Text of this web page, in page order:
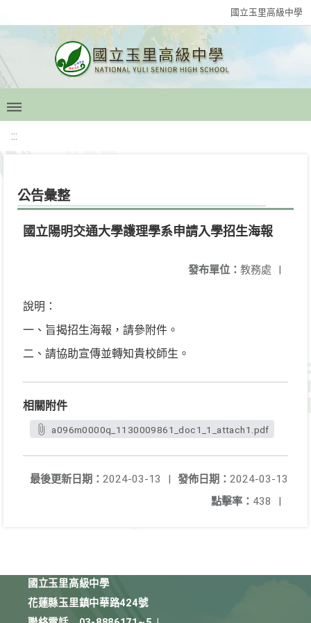
國立玉里高級中學
:::
公告彙整
國立陽明交通大學護理學系申請入學招生海報
發布單位： 教務處 |
說明：
一、旨揭招生海報，請參附件。
二、請協助宣傳並轉知貴校師生。
相關附件
a096m0000q_1130009861_doc1_1_attach1.pdf
發佈日期： 2024-03-13
最後更新日期： 2024-03-13
|
點擊率： 438 |
國立玉里高級中學
花蓮縣玉里鎮中華路424號